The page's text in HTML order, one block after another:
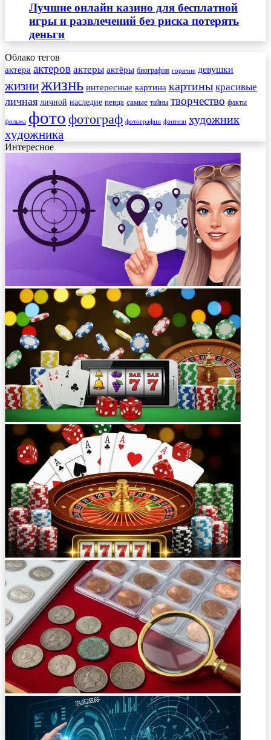
Лучшие онлайн казино для бесплатной
игры и развлечений без риска потерять
деньги
Облако тегов
актера актеров актеры актёры биография горячие девушки
жизнижизнь интересные картина картины красивые
личная личной наследие певца самые тайны творчество факты
фильма фото фотограф фотографии фэнтези художник
художника
Интересное